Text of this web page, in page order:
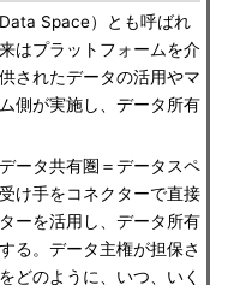
Space）とも呼ばれ
はプラットフォームを介
されたデータの活用やマ
側が実施し、データ所有
ータ共有圏＝データスペ
け手をコネクターで直接
ーを活用し、データ所有
る。データ主権が担保さ
どのように、いつ、いく